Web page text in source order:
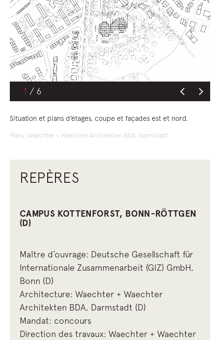
1
Situation et plans d’étages, coupe et façades est et nord.
Plans: Waechter + Waechter Architekten BDA, Darmstadt
REPÈRES
CAMPUS KOTTENFORST, BONN-RÖTTGEN
(D)
Maître d’ouvrage: Deutsche Gesellschaft für
Internationale Zusammenarbeit (GIZ) GmbH,
Bonn (D)
Architecture: Waechter + Waechter
Architekten BDA, Darmstadt (D)
Mandat: concours
Direction des travaux: Waechter + Waechter